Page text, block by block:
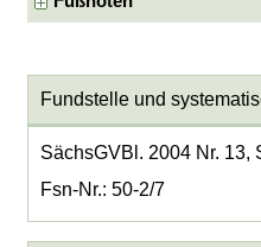
Fundstelle und
SächsGVBl. 2004 Nr. 13,
Fsn-Nr.: 50-2/7